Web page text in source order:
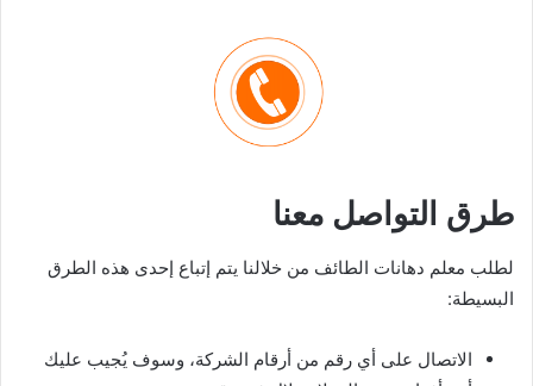
طرق التواصل معنا
لطلب معلم دهانات الطائف من خلالنا يتم إتباع إحدى هذه الطرق
البسيطة:
الاتصال على أي رقم من أرقام الشركة، وسوف يُجيب عليك